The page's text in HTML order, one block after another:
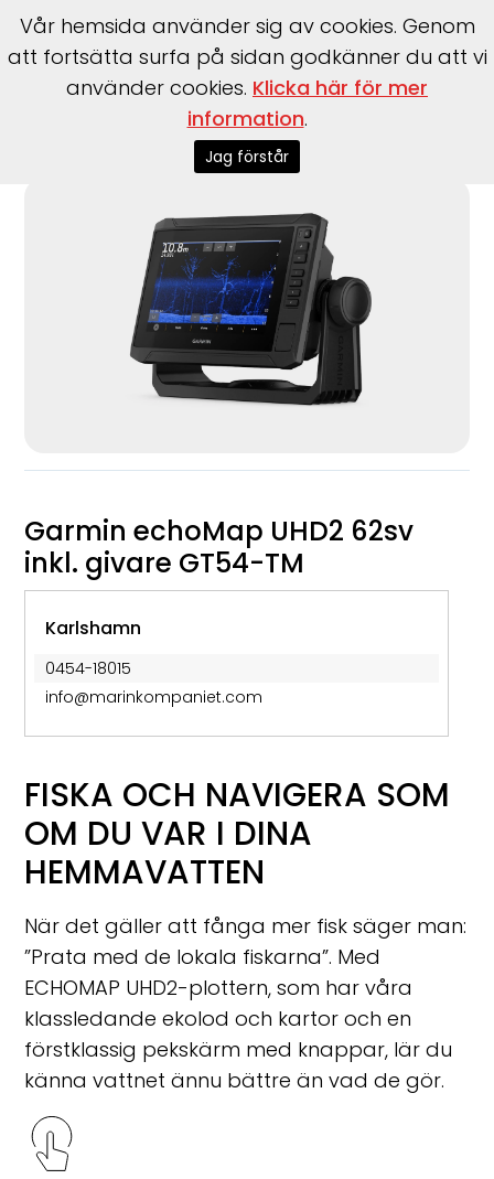
Garmin>EchoMap UHD2 62sv inkl. givare
Garmin echoMap UHD2 62sv
inkl. givare GT54-TM
Karlshamn
0454-18015
info@marinkompaniet.com
FISKA OCH NAVIGERA SOM
OM DU VAR I DINA
HEMMAVATTEN
När det gäller att fånga mer fisk säger man:
”Prata med de lokala fiskarna”. Med
ECHOMAP UHD2-plottern, som har våra
klassledande ekolod och kartor och en
förstklassig pekskärm med knappar, lär du
känna vattnet ännu bättre än vad de gör.
Vår hemsida använder sig av cookies. Genom
att fortsätta surfa på sidan godkänner du att vi
använder cookies. Klicka här för mer
information.
Jag förstår